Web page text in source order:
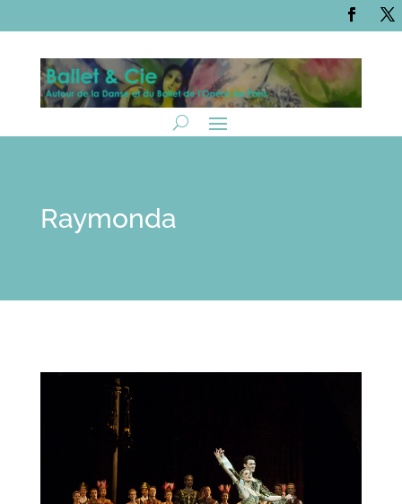
Raymonda